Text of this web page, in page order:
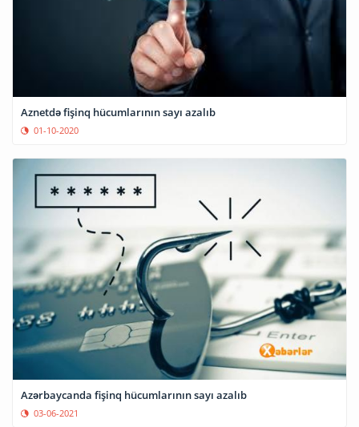
Aznetdə fişinq hücumlarının sayı azalıb
01-10-2020
Azərbaycanda fişinq hücumlarının sayı azalıb
03-06-2021